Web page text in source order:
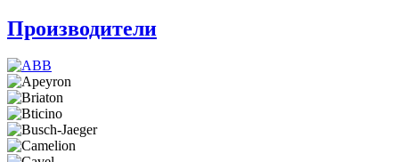
Производители